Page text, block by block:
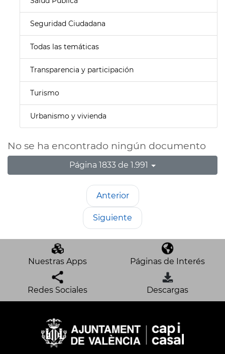
Seguridad Ciudadana
Todas las temáticas
Transparencia y participación
Turismo
Urbanismo y vivienda
No se ha encontrado ningún documento
Página 1833 de 1.991
Anterior
Siguiente
Nuestras Apps Páginas de Interés
Redes Sociales Descargas